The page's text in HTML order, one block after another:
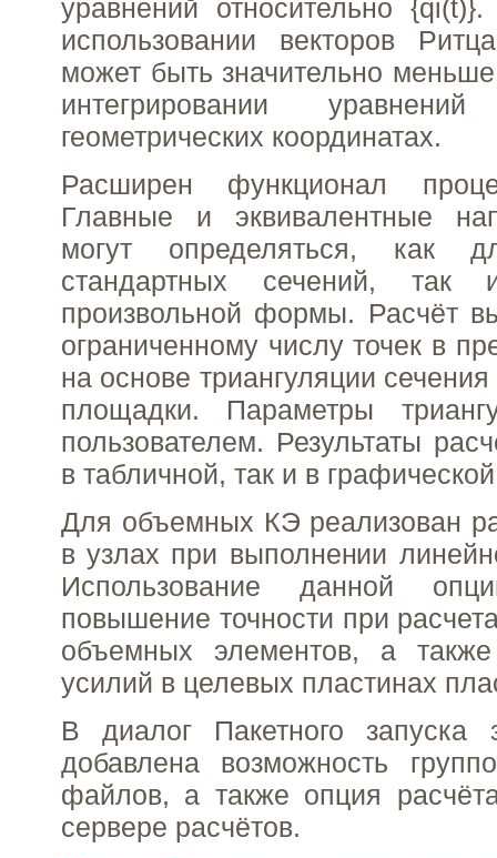
уравнений относительно
использовании векторов
может быть значительно
интегрировании
геометрических координатах.
Расширен функционал
Главные и эквивалентные
могут определяться, как
стандартных сечений,
произвольной формы. Расчёт
ограниченному числу точек в
на основе триангуляции
площадки. Параметры
пользователем. Результаты
в табличной, так и в
Для объемных КЭ реализован
в узлах при выполнении
Использование данной
повышение точности при
объемных элементов, а
усилий в целевых пластинах
В диалог Пакетного запуска
добавлена возможность
файлов, а также опция
сервере расчётов.